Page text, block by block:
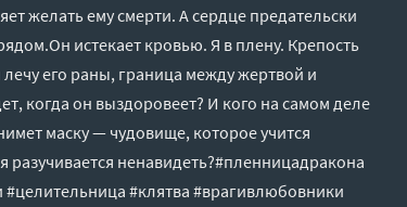
желать ему смерти. А сердце предательски
истекает кровью. Я в плену. Крепость
его раны, граница между жертвой и
когда он выздоровеет? И кого на самом деле
маску — чудовище, которое учится
разучивается ненавидеть?#пленницадракона
#клятва #врагивлюбовники